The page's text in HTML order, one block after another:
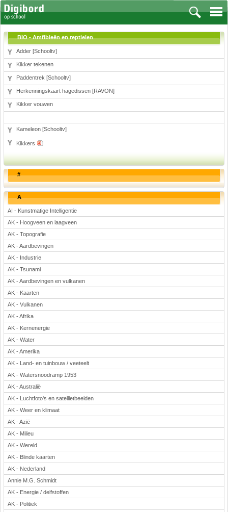
Vakken
Aardrijkskunde
Biologie
Frans, Duits, Chinees, Spaans
Geschiedenis
Kunst en Cultuur
Levensbeschouwing
Lichamelijke opvoeding
Natuurkunde
Nederlands
Rekenen
Scheikunde
Sport
Techniek
Verkeer
Wiskunde
Onderwerpen
Apps en tablets
Collecties digibord
Digiborden / touchscreens
Digibordtools
Downloads basisonderwijs
Herfst
Kerstmis
Kinder-/Jeugdboeken
Lente
Onderbouw PO
Pasen
Voetbal
BIO - Amfibieën en reptielen
Adder [Schooltv]
Kikker tekenen
Paddentrek [Schooltv]
Herkenningskaart hagedissen [RAVON]
Kikker vouwen
Kameleon [Schooltv]
Kikkers
#
A
AI - Kunstmatige Intelligentie
AK - Hoogveen en laagveen
AK - Topografie
AK - Aardbevingen
AK - Industrie
AK - Tsunami
AK - Aardbevingen en vulkanen
AK - Kaarten
AK - Vulkanen
AK - Afrika
AK - Kernenergie
AK - Water
AK - Amerika
AK - Land- en tuinbouw / veeteelt
AK - Watersnoodramp 1953
AK - Australië
AK - Luchtfoto's en satellietbeelden
AK - Weer en klimaat
AK - Azië
AK - Milieu
AK - Wereld
AK - Blinde kaarten
AK - Nederland
Annie M.G. Schmidt
AK - Energie / delfstoffen
AK - Politiek